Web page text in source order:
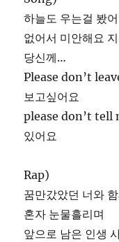
하늘도 우는걸 봤
없어서 미안해요
당신께…
Please don’t
보고싶어요
please don’t tell
있어요
Rap)
꿈만갔았던 너와
혼자 눈물흘리며
앞으로 남은 인생